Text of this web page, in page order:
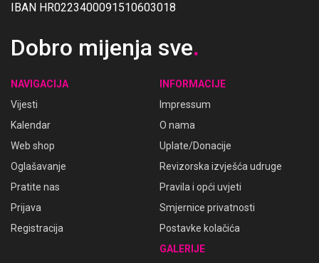
IBAN HR0223400091510603018
Dobro mijenja sve.
NAVIGACIJA
Vijesti
Kalendar
Web shop
Oglašavanje
Pratite nas
Prijava
Registracija
INFORMACIJE
Impressum
O nama
Uplate/Donacije
Revizorska izvješća udruge
Pravila i opći uvjeti
Smjernice privatnosti
Postavke kolačića
GALERIJE